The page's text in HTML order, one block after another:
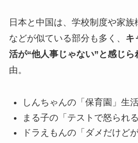
日本と中国は、学校制度や家
などが似ている部分も多く、 キ
活が“他人事じゃない”と感じら
由。
しんちゃんの「保育園」生
まる子の「テストで怒られる
ドラえもんの「ダメだけど